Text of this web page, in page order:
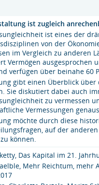
ist zugleich
ist eines der
von der
im Vergleich zu anderen
Vermögen ausgesprochen
verfügen über beinahe 60
gibt einen Überblick
Sie diskutiert dabei auch
zu vermessen
Vermessungen
möchte durch diese
auf der
können.
Das Kapital im 21.
Mehr Reichtum, mehr